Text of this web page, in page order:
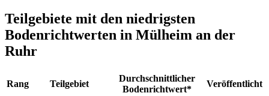
Teilgebiete mit den niedrigsten
Bodenrichtwerten in Mülheim an der
Ruhr
Rang Teilgebiet
Durchschnittlicher
Bodenrichtwert*
Veröffentlicht